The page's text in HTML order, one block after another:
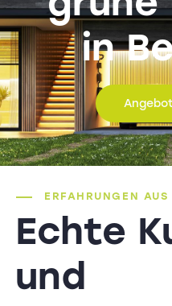
in
ERFAHRUNGEN AUS
Echte
und